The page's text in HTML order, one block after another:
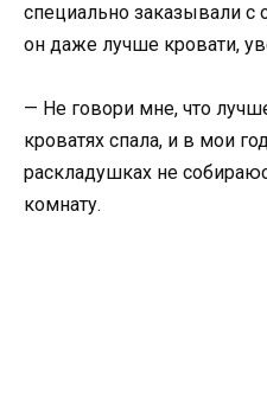
специально заказывали с
он даже лучше кровати,
— Не говори мне, что
кроватях спала, и в мои
раскладушках не
комнату.